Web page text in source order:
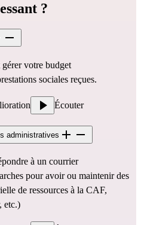
?
votre budget
sociales reçues.
Écouter
administratives
à un courrier
pour avoir ou maintenir des
de ressources à la CAF,
etc.)